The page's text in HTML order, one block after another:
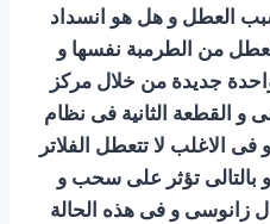
العطل و هل هو انسداد
من الطرمبة نفسها و
جديدة من خلال مركز
و القطعة الثانية فى نظام
الاغلب لا تتعطل الفلاتر
بالتالى تؤثر على سحب و
زانوسى و فى هذه الحالة